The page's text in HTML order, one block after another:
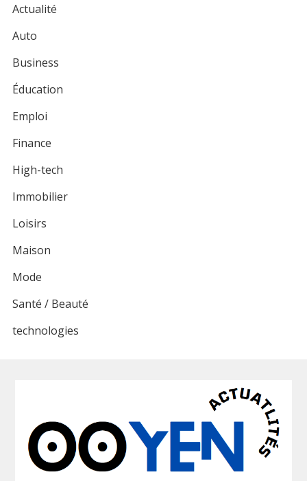
Actualité
Auto
Business
Éducation
Emploi
Finance
High-tech
Immobilier
Loisirs
Maison
Mode
Santé / Beauté
technologies